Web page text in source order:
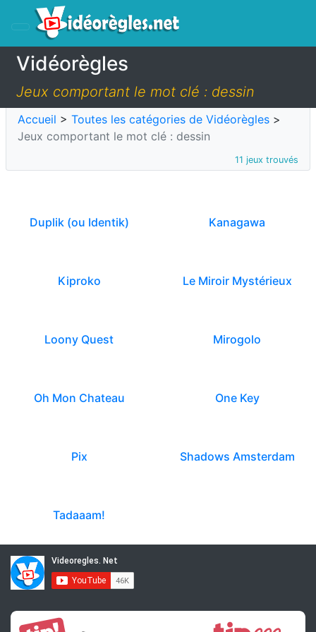
Vidéorègles
Jeux comportant le mot clé : dessin
Accueil > Toutes les catégories de Vidéorègles >
Jeux comportant le mot clé : dessin
11 jeux trouvés
Duplik (ou Identik) Kanagawa
Kiproko Le Miroir Mystérieux
Loony Quest Mirogolo
Oh Mon Chateau One Key
Pix Shadows Amsterdam
Tadaaam!